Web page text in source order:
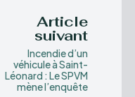
Article
suivant
Incendie d’un
véhicule à Saint-
Léonard : Le SPVM
mène l’enquête